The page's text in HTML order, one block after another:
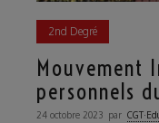
2nd Degré
Mouvement
personnels
24 octobre 2023 par